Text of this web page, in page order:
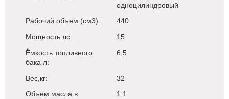
одноцилиндровый
Рабочий объем (см3):
440
Мощность лс:
15
Ёмкость топливного
бака л:
6,5
Вес,кг:
32
Объем масла в
1,1